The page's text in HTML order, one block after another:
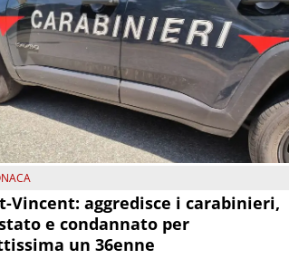
Vincent: aggredisce i carabinieri,
e condannato per
un 36enne